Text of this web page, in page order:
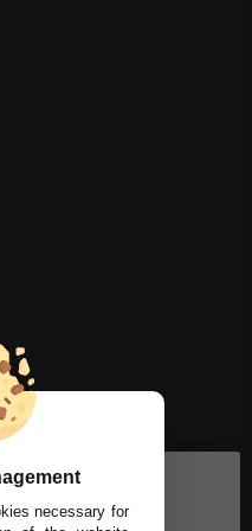
necessary for